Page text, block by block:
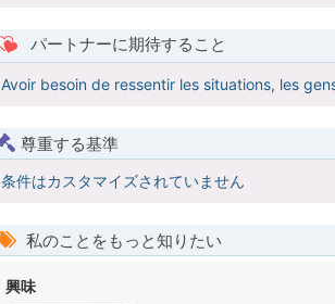
パートナーに期待すること
Avoir besoin de ressentir les situations, les
尊重する基準
条件はカスタマイズされていません
私のことをもっと知りたい
興味